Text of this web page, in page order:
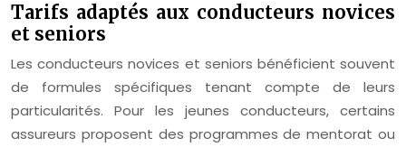
Tarifs adaptés aux conducteurs novices
et seniors
Les conducteurs novices et seniors bénéficient souvent
de formules spécifiques tenant compte de leurs
particularités. Pour les jeunes conducteurs, certains
assureurs proposent des programmes de mentorat ou